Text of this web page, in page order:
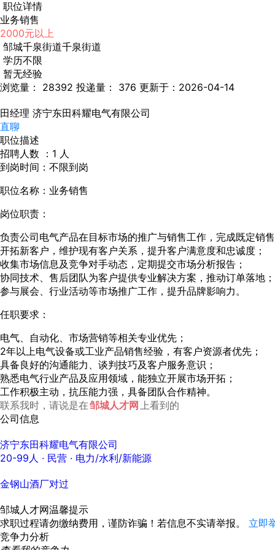
职位详情
业务销售
2000元以上
邹城千泉街道千泉街道
学历不限
暂无经验
浏览量： 28392 投递量： 376 更新于：2026-04-14
田经理 济宁东田科耀电气有限公司
直聊
职位描述
招聘人数 ：1 人
到岗时间：不限到岗
职位名称：业务销售
岗位职责：
负责公司电气产品在目标市场的推广与销售工作，完成既定销
开拓新客户，维护现有客户关系，提升客户满意度和忠诚度；
收集市场信息及竞争对手动态，定期提交市场分析报告；
协同技术、售后团队为客户提供专业解决方案，推动订单落地；
参与展会、行业活动等市场推广工作，提升品牌影响力。
任职要求：
电气、自动化、市场营销等相关专业优先；
2年以上电气设备或工业产品销售经验，有客户资源者优先；
具备良好的沟通能力、谈判技巧及客户服务意识；
熟悉电气行业产品及应用领域，能独立开展市场开拓；
工作积极主动，抗压能力强，具备团队合作精神。
联系我时，请说是在邹城人才网 上看到的
公司信息
济宁东田科耀电气有限公司
20-99人 · 民营 · 电力/水利/新能源
金钢山酒厂对过
邹城人才网温馨提示
求职过程请勿缴纳费用，谨防诈骗！若信息不实请举报。 立即
竞争力分析